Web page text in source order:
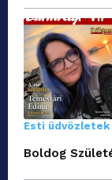
Esti üdvözletek
Boldog